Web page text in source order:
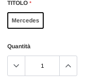
TITOLO *
Mercedes
Quantità